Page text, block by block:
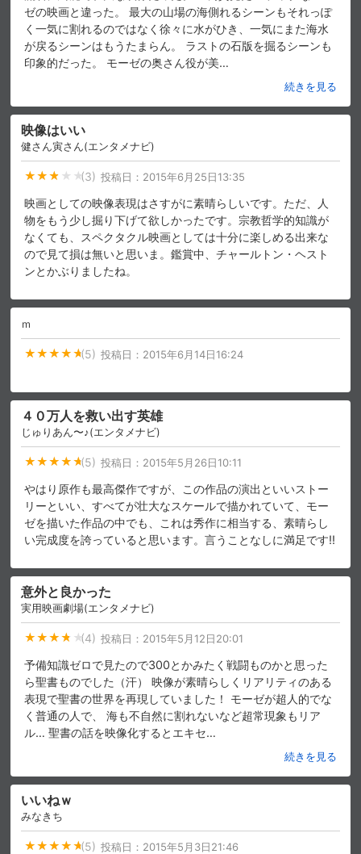
視聴デバイス一覧
スマホなどでRakuten TVを視聴する際のデ
バイス連携の設定ができます。
求められるのでお子さまがいても安心で
メルマガ
定額見放題解約
定額見放題コンテンツの解約はこちらから
可能です。
ゼの映画と違った。 最大の山場の海側れるシーンもそれっぽ
く一気に割れるのではなく徐々に水がひき、一気にまた海水
が戻るシーンはもうたまらん。 ラストの石版を掘るシーンも
印象的だった。 モーゼの奥さん役が美…
続きを見る
映像はいい
健さん寅さん(エンタメナビ)
(3) 投稿日： 2015年6月25日13:35
映画としての映像表現はさすがに素晴らしいです。ただ、人
物をもう少し掘り下げて欲しかったです。宗教哲学的知識が
なくても、スペクタクル映画としては十分に楽しめる出来な
ので見て損は無いと思いま。鑑賞中、チャールトン・ヘスト
ンとかぶりましたね。
ｍ
(5) 投稿日： 2015年6月14日16:24
４０万人を救い出す英雄
じゅりあん〜♪(エンタメナビ)
(5) 投稿日： 2015年5月26日10:11
やはり原作も最高傑作ですが、この作品の演出といいストー
リーといい、すべてが壮大なスケールで描かれていて、モー
ゼを描いた作品の中でも、これは秀作に相当する、素晴らし
い完成度を誇っていると思います。言うことなしに満足です!!
意外と良かった
実用映画劇場(エンタメナビ)
(4) 投稿日： 2015年5月12日20:01
予備知識ゼロで見たので300とかみたく戦闘ものかと思った
ら聖書ものでした（汗） 映像が素晴らしくリアリティのある
表現で聖書の世界を再現していました！ モーゼが超人的でな
く普通の人で、 海も不自然に割れないなど超常現象もリア
ル… 聖書の話を映像化するとエキセ…
続きを見る
いいねｗ
みなきち
(5) 投稿日： 2015年5月3日21:46